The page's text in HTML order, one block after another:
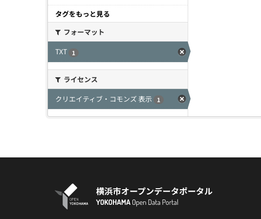
タグをもっと見る
フォーマット
TXT
1
ライセンス
クリエイティブ・コモンズ 表示
1